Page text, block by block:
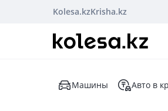
Kolesa.kzKrisha.kz
Машины Авто в